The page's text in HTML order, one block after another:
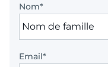
Nom*
Email*